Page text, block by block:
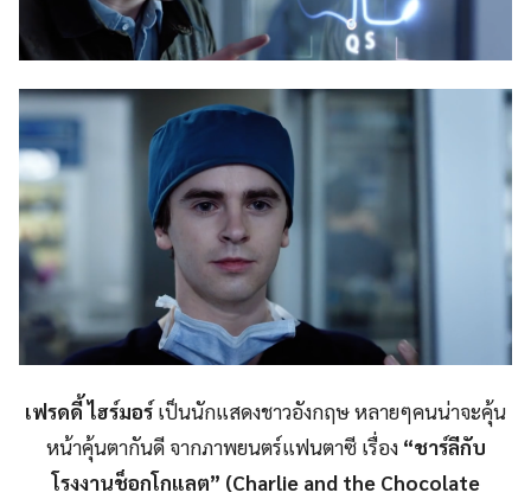
เฟรดดี้ ไฮร์มอร์ เป็นนักแสดงชาวอังกฤษ หลายๆคนน่าจะคุ้น
หน้าคุ้นตากันดี จากภาพยนตร์แฟนตาซี เรื่อง “ชาร์ลีกับ
โรงงานช็อกโกแลต” (Charlie and the Chocolate